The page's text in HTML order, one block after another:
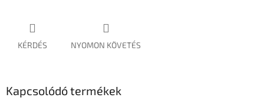
KÉRDÉS NYOMON KÖVETÉS
Kapcsolódó termékek